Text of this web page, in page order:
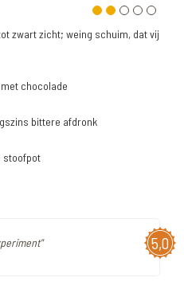
zwart zicht; weing schuim, dat vij
chocolade
bittere afdronk
stoofpot
5,0